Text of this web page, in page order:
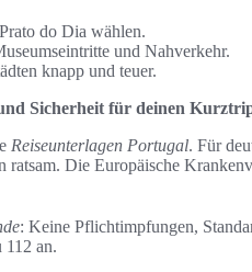
do Dia wählen.
und Nahverkehr.
knapp und teuer.
Sicherheit für deinen
Reiseunterlagen Portugal. Für
ratsam. Die Europäische
: Keine Pflichtimpfungen,
112 an.